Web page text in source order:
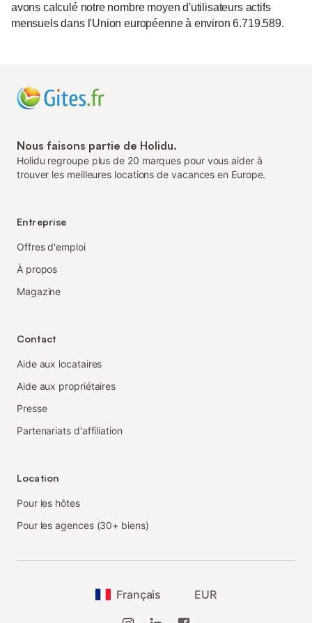
avons calculé notre nombre moyen d'utilisateurs actifs
mensuels dans l'Union européenne à environ 6.719.589.
Nous faisons partie de Holidu.
Holidu regroupe plus de 20 marques pour vous aider à
trouver les meilleures locations de vacances en Europe.
Entreprise
Offres d'emploi
À propos
Magazine
Contact
Aide aux locataires
Aide aux propriétaires
Presse
Partenariats d'affiliation
Location
Pour les hôtes
Pour les agences (30+ biens)
Français EUR